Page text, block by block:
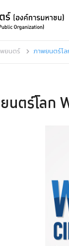
ยนตร์ ภาพยนตร์โล
นตร์โลก